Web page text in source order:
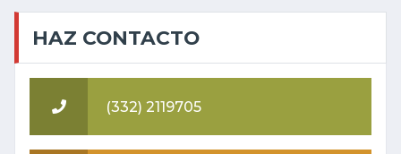
HAZ CONTACTO
(332) 2119705